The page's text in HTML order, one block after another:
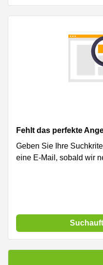
Fehlt das perfekte
Geben Sie Ihre
eine E-Mail, sobald wir